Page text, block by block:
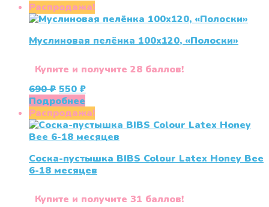
Распродажа!
Муслиновая пелёнка 100х120, «Полоски»
Купите и получите 28 баллов!
690₽ Первоначальная
цена
составляла
690 ₽.
550 ₽Текущая
550 ₽.
Подробнее
Распродажа!
Соска-пустышка BIBS Colour Latex Honey Bee
6-18 месяцев
Купите и получите 31 баллов!